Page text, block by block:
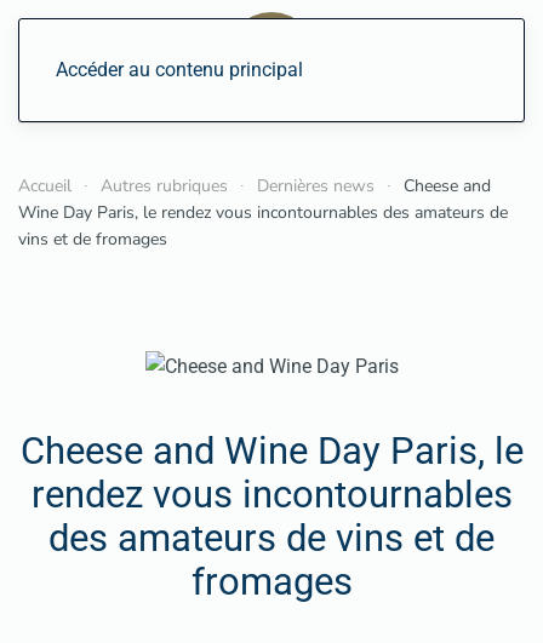
Accéder au contenu principal
Accueil Autres rubriques Dernières news
Cheese and
Wine Day Paris, le rendez vous incontournables des amateurs de
vins et de fromages
Cheese and Wine Day Paris, le
rendez vous incontournables
des amateurs de vins et de
fromages